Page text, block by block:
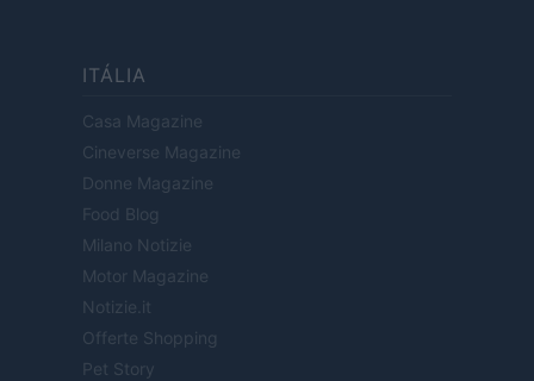
ITÁLIA
Casa Magazine
Cineverse Magazine
Donne Magazine
Food Blog
Milano Notizie
Motor Magazine
Notizie.it
Offerte Shopping
Pet Story